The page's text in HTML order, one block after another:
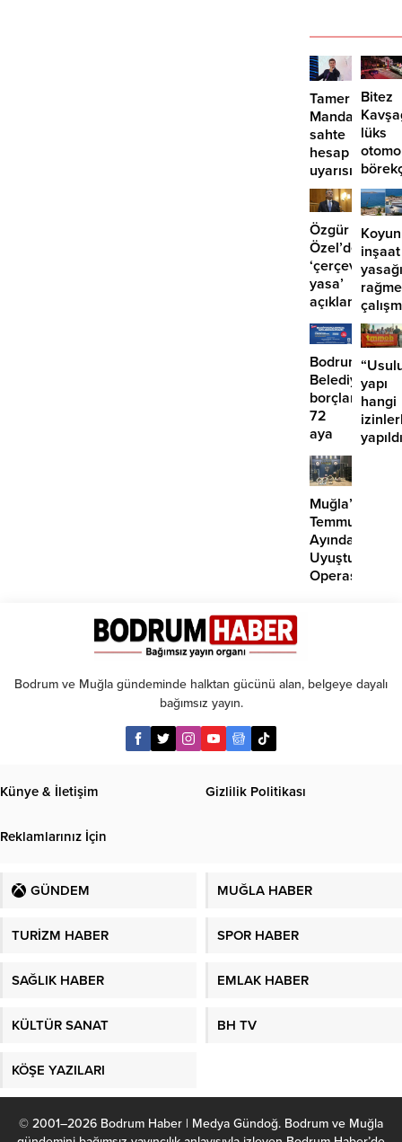
Tamer
sahte
hesap
uyarısı
Bitez
lüks
girdi:
2
Özgür
Özel’den
‘çerçeve
yasa’
açıklaması:
‘İmza
atma
çabamız
yok’
inşaat
iddiası
Bodrum
borçlara
72
aya
kadar
taksit
yapı
hangi
Muğla’da
Temmuz
Ayında
Uyuşturucu
Operasyonu:
Bodrum ve Muğla gündeminde halktan gücünü alan, belgeye dayalı
bağımsız yayın.
Künye & İletişim Gizlilik Politikası
Reklamlarınız İçin
GÜNDEM MUĞLA HABER
TURİZM HABER SPOR HABER
SAĞLIK HABER EMLAK HABER
KÜLTÜR SANAT BH TV
KÖŞE YAZILARI
© 2001–2026 Bodrum Haber | Medya Gündoğ. Bodrum ve Muğla